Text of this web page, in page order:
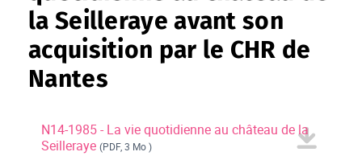
la Seilleraye avant son
acquisition par le CHR de
Nantes
N14-1985 - La vie quotidienne au château de la
Seilleraye (PDF, 3 Mo )